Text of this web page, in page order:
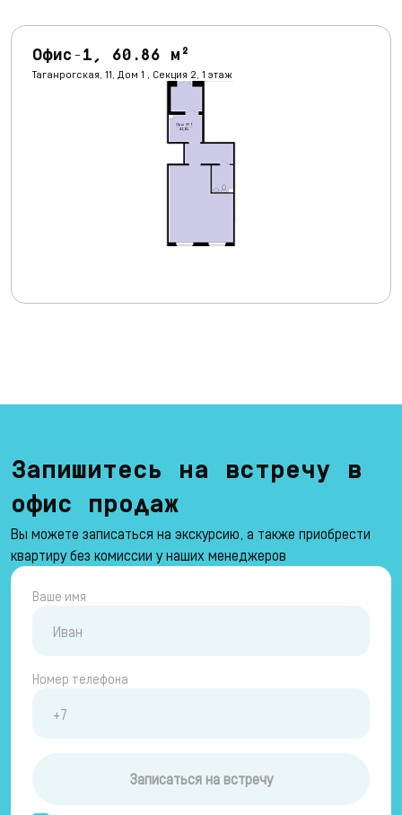
Офис-1, 60.86 м²
Таганрогская, 11, Дом 1 , Секция 2, 1 этаж
Запишитесь на встречу в
офис продаж
Вы можете записаться на экскурсию, а также приобрести
квартиру без комиссии у наших менеджеров
Ваше имя
Номер телефона
Записаться на встречу